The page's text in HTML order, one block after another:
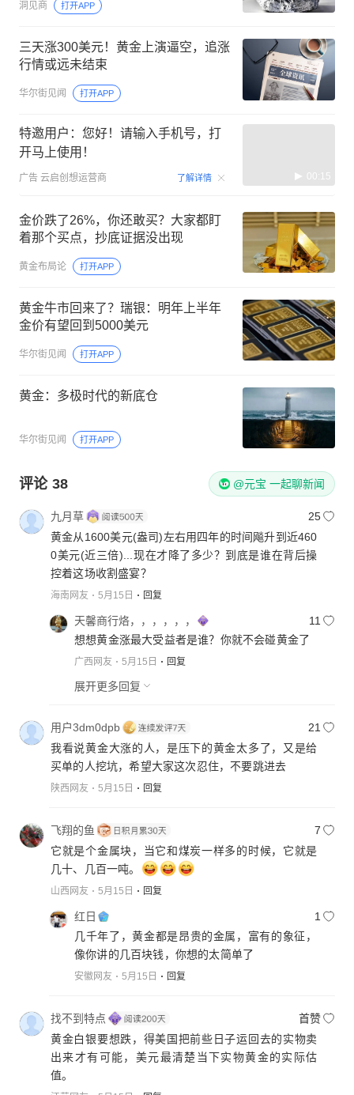
洞见商 打开APP
三天涨300美元！黄金上演逼空，追涨
行情或远未结束
华尔街见闻 打开APP
特邀用户：您好！请输入手机号，打
开马上使用！
广告 云启创想运营商 了解详情 00:15
金价跌了26%，你还敢买？大家都盯
着那个买点，抄底证据没出现
黄金布局论 打开APP
黄金牛市回来了？瑞银：明年上半年
金价有望回到5000美元
华尔街见闻 打开APP
黄金：多极时代的新底仓
华尔街见闻 打开APP
评论 38 @元宝 一起聊新闻
九月草
25
黄金从1600美元(盎司)左右用四年的时间飚升到近460
0美元(近三倍)...现在才降了多少？到底是谁在背后操
控着这场收割盛宴？
海南网友 5月15日 回复
天馨商行烙，，，，，，
11
想想黄金涨最大受益者是谁？你就不会碰黄金了
广西网友 5月15日 回复
展开更多回复
用户3dm0dpb
21
我看说黄金大涨的人，是压下的黄金太多了，又是给
买单的人挖坑，希望大家这次忍住，不要跳进去
陕西网友 5月15日 回复
飞翔的鱼
7
它就是个金属块，当它和煤炭一样多的时候，它就是
几十、几百一吨。
山西网友 5月15日 回复
红日
1
几千年了，黄金都是昂贵的金属，富有的象征，
像你讲的几百块钱，你想的太简单了
安徽网友 5月15日 回复
找不到特点
首赞
黄金白银要想跌，得美国把前些日子运回去的实物卖
出来才有可能，美元最清楚当下实物黄金的实际估
值。